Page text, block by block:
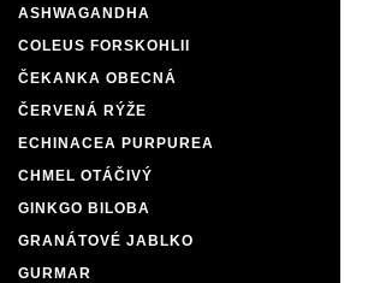
ASHWAGANDHA
COLEUS FORSKOHLII
ČEKANKA OBECNÁ
ČERVENÁ RÝŽE
ECHINACEA PURPUREA
CHMEL OTÁČIVÝ
GINKGO BILOBA
GRANÁTOVÉ JABLKO
GURMAR